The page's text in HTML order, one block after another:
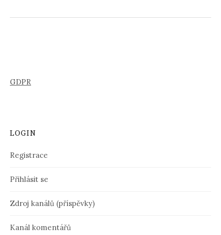
GDPR
LOGIN
Registrace
Přihlásit se
Zdroj kanálů (příspěvky)
Kanál komentářů